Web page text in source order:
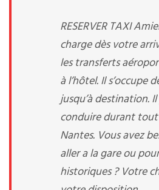
RESERVER TAXI
charge dès votre
les transferts
à l’hôtel. Il s’occupe
jusqu’à destination.
conduire durant
Nantes. Vous avez
aller a la gare ou
historiques ? Votre